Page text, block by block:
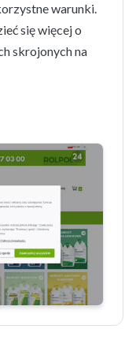
warunki.
się więcej o
skrojonych na